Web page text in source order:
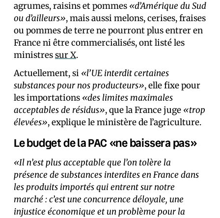
agrumes, raisins et pommes «d’Amérique du Sud
ou d’ailleurs», mais aussi melons, cerises, fraises
ou pommes de terre ne pourront plus entrer en
France ni être commercialisés, ont listé les
ministressur X.
Actuellement, si «l’UE interdit certaines
substances pour nos producteurs», elle fixe pour
les importations «des limites maximales
acceptables de résidus», que la France juge «trop
élevées», explique le ministère de l’agriculture.
Le budget de la PAC «ne baissera pas»
«Il n’est plus acceptable que l’on tolère la
présence de substances interdites en France dans
les produits importés qui entrent sur notre
marché : c’est une concurrence déloyale, une
injustice économique et un problème pour la